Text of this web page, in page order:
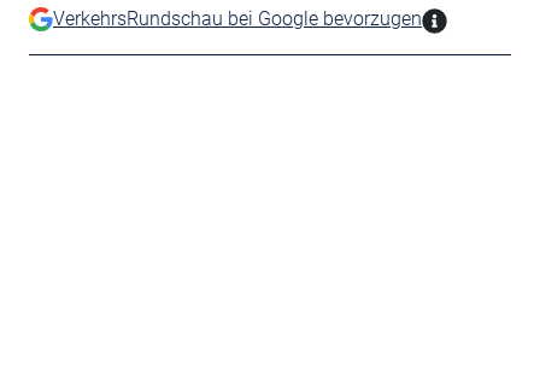
VerkehrsRundschau bei Google bevorzugen